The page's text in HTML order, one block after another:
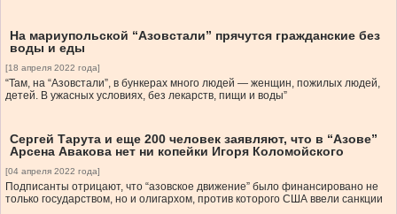
На мариупольской “Азовстали” прячутся гражданские без
воды и еды
[18 апреля 2022 года]
“Там, на “Азовстали”, в бункерах много людей — женщин, пожилых людей,
детей. В ужасных условиях, без лекарств, пищи и воды”
Сергей Тарута и еще 200 человек заявляют, что в “Азове”
Арсена Авакова нет ни копейки Игоря Коломойского
[04 апреля 2022 года]
Подписанты отрицают, что “азовское движение” было финансировано не
только государством, но и олигархом, против которого США ввели санкции